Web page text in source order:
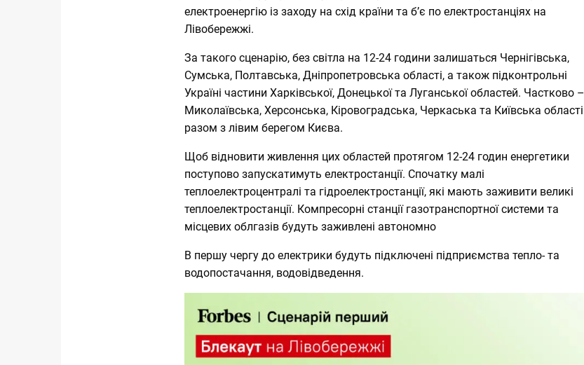
електроенергію із заходу на схід країни та бʼє по електростанціях на
Лівобережжі.
За такого сценарію, без світла на 12-24 години залишаться Чернігівська,
Сумська, Полтавська, Дніпропетровська області, а також підконтрольні
Україні частини Харківської, Донецької та Луганської областей. Частково –
Миколаївська, Херсонська, Кіровоградська, Черкаська та Київська області
разом з лівим берегом Києва.
Щоб відновити живлення цих областей протягом 12-24 годин енергетики
поступово запускатимуть електростанції. Спочатку малі
теплоелектроцентралі та гідроелектростанції, які мають заживити великі
теплоелектростанції. Компресорні станції газотранспортної системи та
місцевих облгазів будуть заживлені автономно
В першу чергу до електрики будуть підключені підприємства тепло- та
водопостачання, водовідведення.